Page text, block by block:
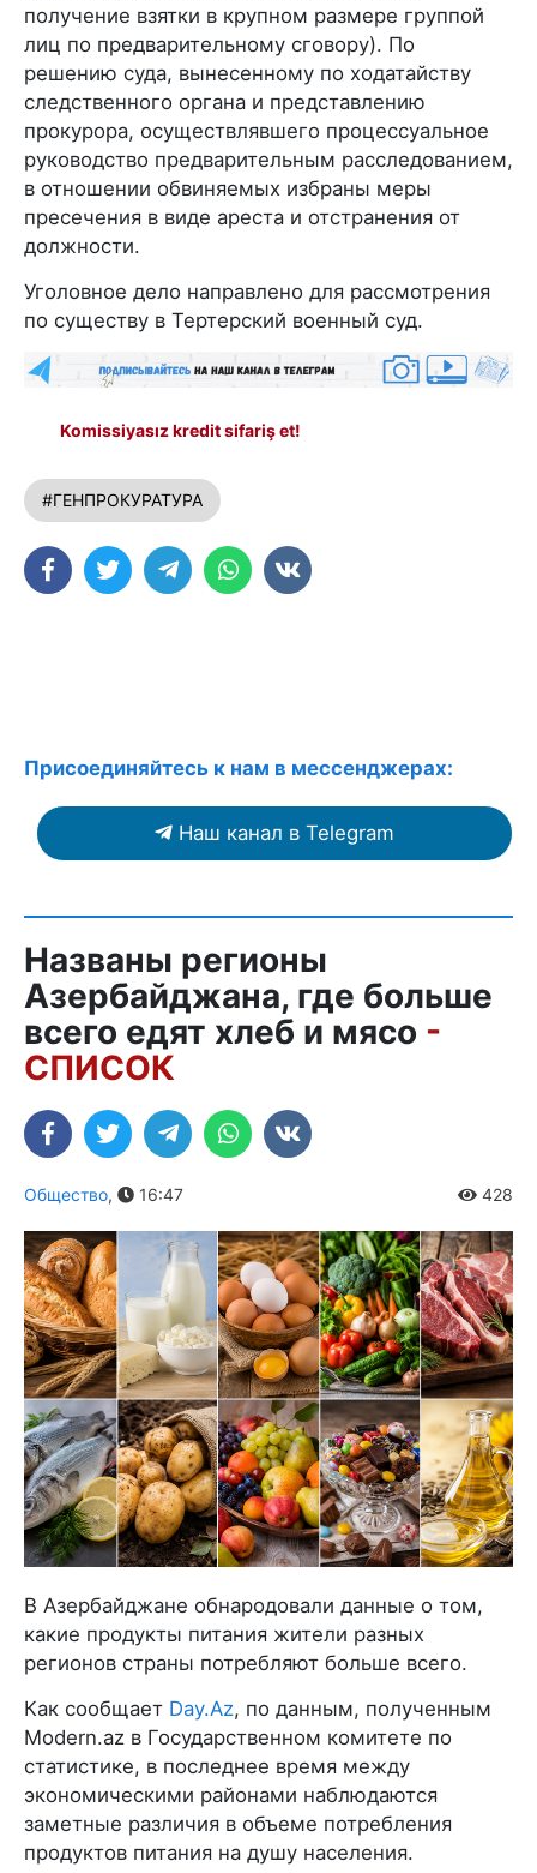
получение взятки в крупном размере группой
лиц по предварительному сговору). По
решению суда, вынесенному по ходатайству
следственного органа и представлению
прокурора, осуществлявшего процессуальное
руководство предварительным расследованием,
в отношении обвиняемых избраны меры
пресечения в виде ареста и отстранения от
должности.
Уголовное дело направлено для рассмотрения
по существу в Тертерский военный суд.
Komissiyasız kredit sifariş et!
#ГЕНПРОКУРАТУРА
Присоединяйтесь к нам в мессенджерах:
Наш канал в Telegram
Названы регионы
Азербайджана, где больше
всего едят хлеб и мясо -
СПИСОК
Общество, 16:47 428
В Азербайджане обнародовали данные о том,
какие продукты питания жители разных
регионов страны потребляют больше всего.
Как сообщает Day.Az, по данным, полученным
Modern.az в Государственном комитете по
статистике, в последнее время между
экономическими районами наблюдаются
заметные различия в объеме потребления
продуктов питания на душу населения.